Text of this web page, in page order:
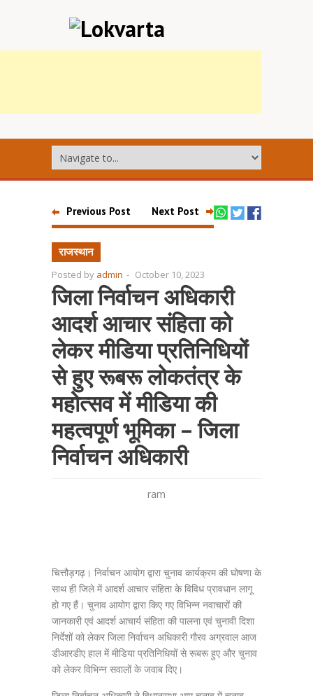
Previous Post Next Post
राजस्थान
Posted by admin - October 10, 2023
जिला निर्वाचन अधिकारी
आदर्श आचार संहिता को
लेकर मीडिया प्रतिनिधियों
से हुए रूबरू लोकतंत्र के
महोत्सव में मीडिया की
महत्वपूर्ण भूमिका – जिला
निर्वाचन अधिकारी
ram
चित्तौड़गढ़। निर्वाचन आयोग द्वारा चुनाव कार्यक्रम की घोषणा के
साथ ही जिले में आदर्श आचार संहिता के विविध प्रावधान लागू
हो गए हैं। चुनाव आयोग द्वारा किए गए विभिन्न नवाचारों की
जानकारी एवं आदर्श आचार्य संहिता की पालना एवं चुनावी दिशा
निर्देशों को लेकर जिला निर्वाचन अधिकारी गौरव अग्रवाल आज
डीआरडीए हाल में मीडिया प्रतिनिधियों से रूबरू हुए और चुनाव
को लेकर विभिन्न सवालों के जवाब दिए।